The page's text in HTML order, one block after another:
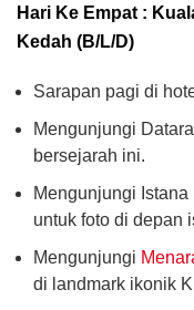
Hari Ke Empat :
Kedah (B/L/D)
Sarapan pagi di
Mengunjungi
bersejarah ini.
Mengunjungi
untuk foto di depan
Mengunjungi
di landmark ikonik